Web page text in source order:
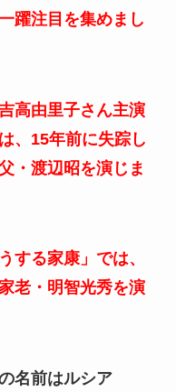
躍注目を集めまし
高由里子さん主演
、15年前に失踪し
・渡辺昭を演じま
する家康」では、
老・明智光秀を演
名前はルシア